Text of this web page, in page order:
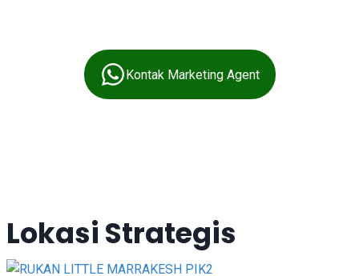
Kontak Marketing Agent
Lokasi Strategis